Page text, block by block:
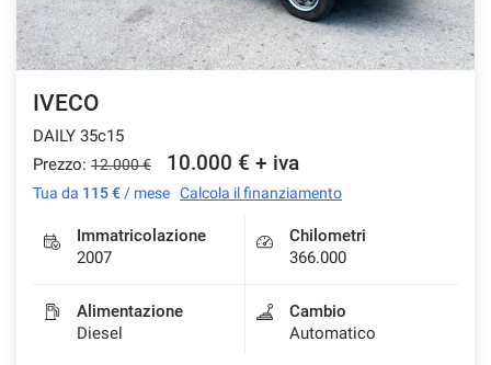
IVECO
DAILY 35c15
Prezzo: 12.000 € 10.000 € + iva
Tua da 115 € / mese Calcola il finanziamento
Immatricolazione
2007
Chilometri
366.000
Alimentazione
Diesel
Cambio
Automatico